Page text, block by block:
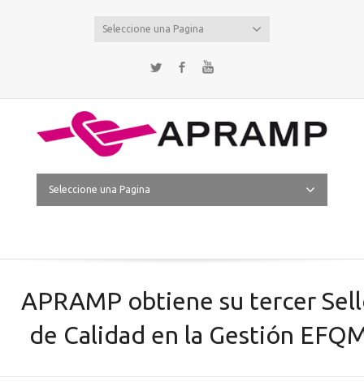
Seleccione una Pagina
Twitter Facebook
Seleccione una Pagina
APRAMP obtiene su tercer
de Calidad en la Gestión